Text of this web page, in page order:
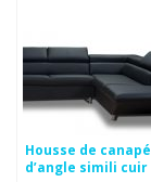
Housse de canapé
d’angle simili cuir